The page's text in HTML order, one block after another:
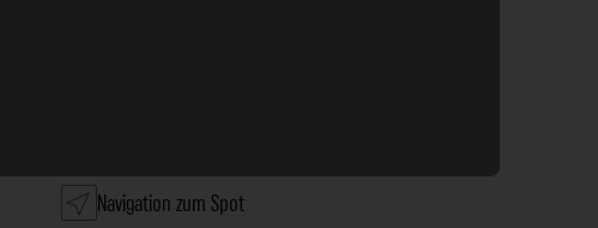
Navigation zum Spot